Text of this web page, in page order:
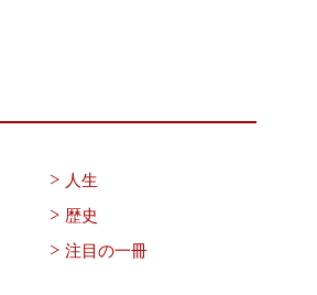
人生
歴史
注目の一冊